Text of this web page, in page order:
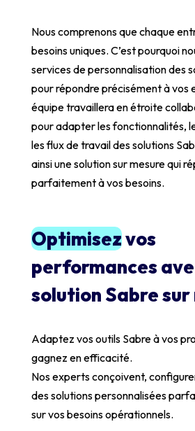
Nous comprenons que chaque
besoins uniques. C’est pourquoi
services de personnalisation des
pour répondre précisément à vos
équipe travaillera en étroite
pour adapter les fonctionnalités,
les flux de travail des solutions
ainsi une solution sur mesure qui
parfaitement à vos besoins.
Optimisezvos
performances
solution Sabre sur
Adaptez vos outils Sabre à vos
gagnez en efficacité.
Nos experts conçoivent,
des solutions personnalisées
sur vos besoins opérationnels.